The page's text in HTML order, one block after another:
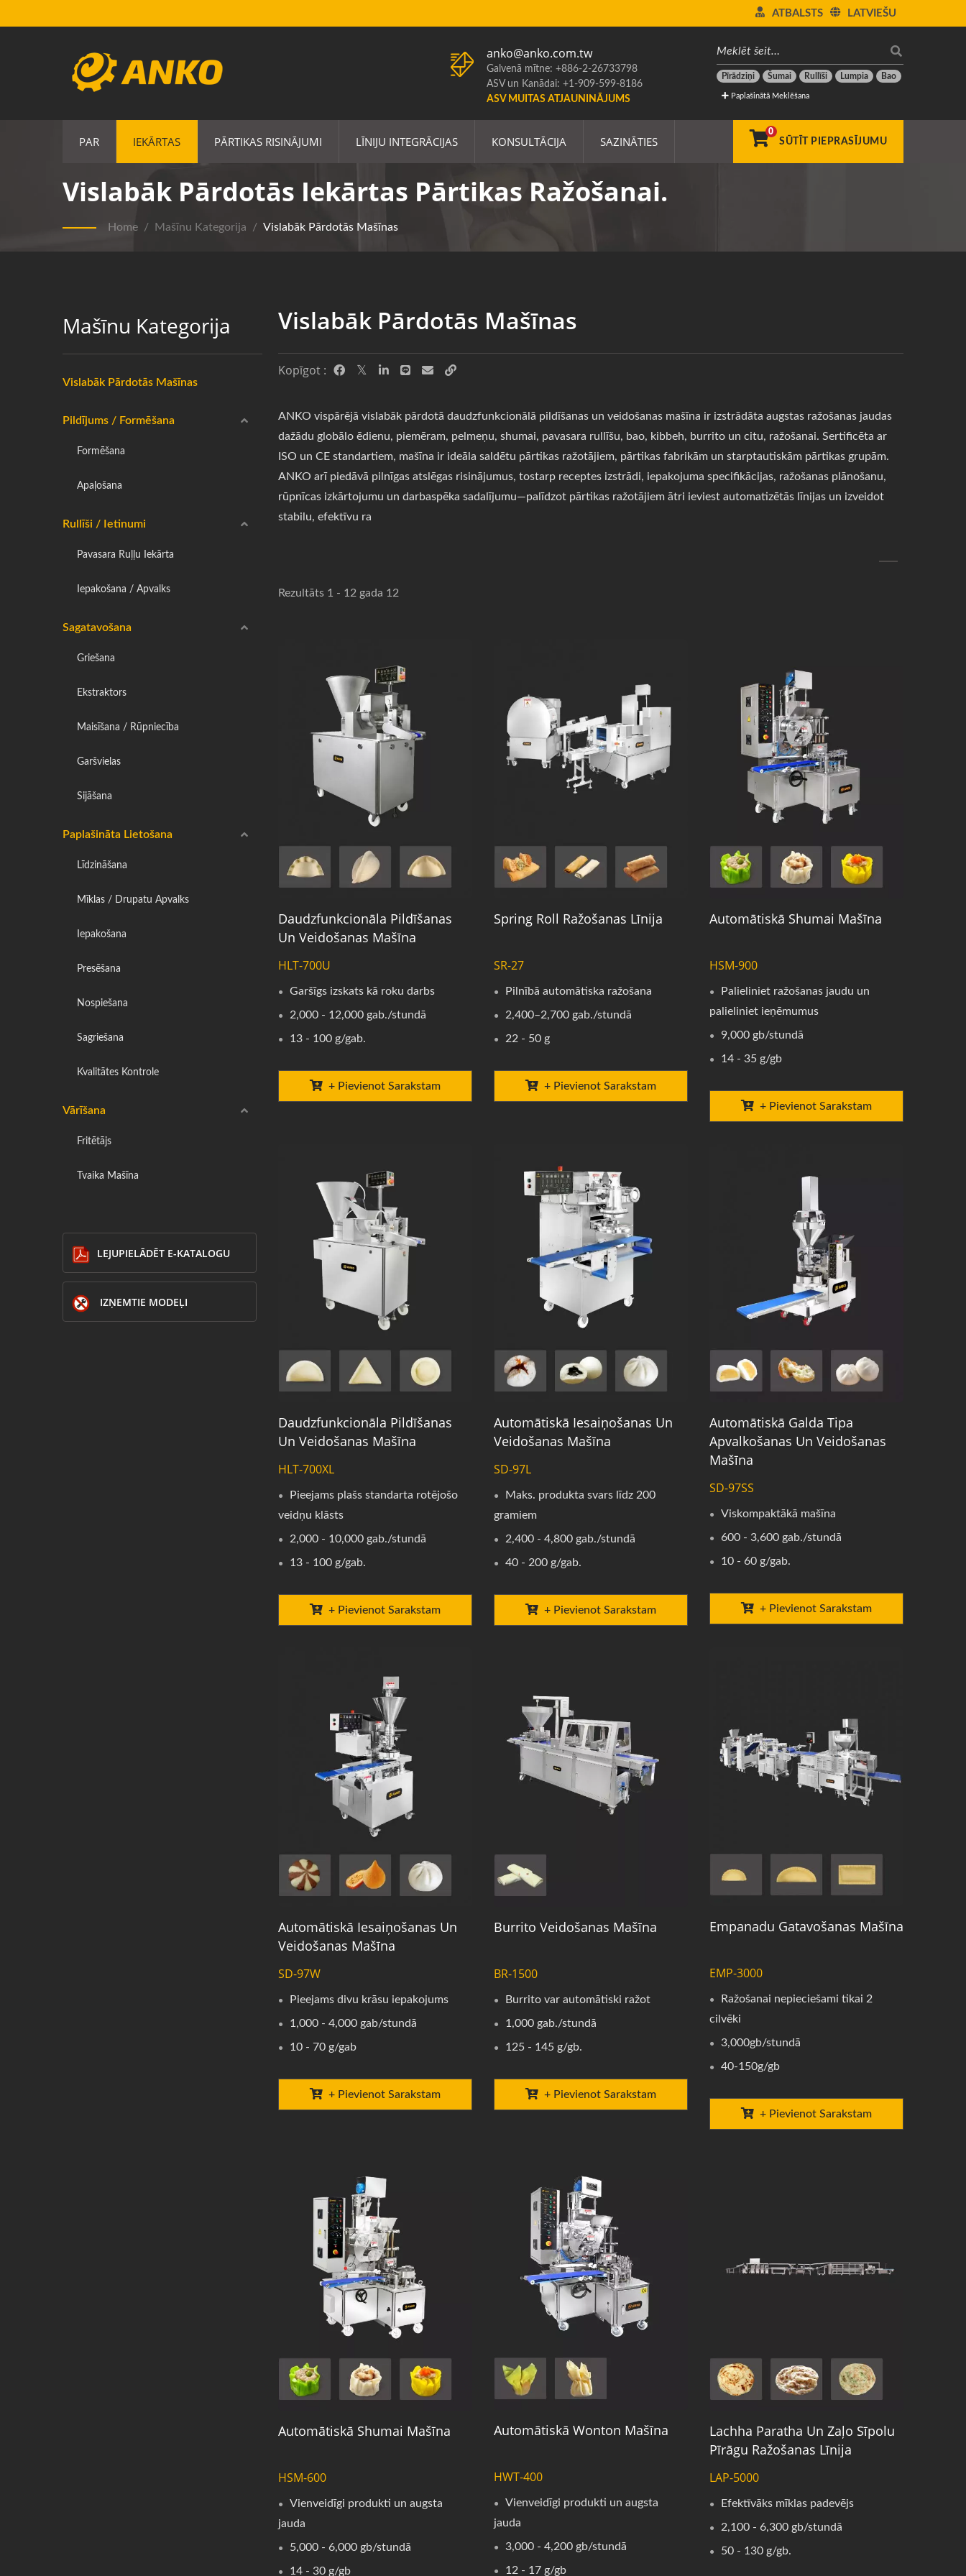
LATVIEŠU
ATBALSTS
Pīrādziņi Šumai Rullīši Lumpia Bao
Paplašinātā Meklēšana
anko@anko.com.tw
Galvenā mītne: +886-2-26733798
ASV un Kanādai: +1-909-599-8186
ASV MUITAS ATJAUNINĀJUMS
PAR IEKĀRTAS PĀRTIKAS RISINĀJUMI LĪNIJU INTEGRĀCIJAS KONSULTĀCIJA SAZINĀTIES
0
SŪTĪT PIEPRASĪJUMU
Vislabāk Pārdotās Iekārtas Pārtikas Ražošanai.
Home / Mašīnu Kategorija / Vislabāk Pārdotās Mašīnas
Mašīnu Kategorija
Vislabāk Pārdotās Mašīnas
Pildījums / Formēšana
Formēšana
Apaļošana
Rullīši / Ietinumi
Pavasara Ruļļu Iekārta
Iepakošana / Apvalks
Sagatavošana
Griešana
Ekstraktors
Maisīšana / Rūpniecība
Garšvielas
Sijāšana
Paplašināta Lietošana
Līdzināšana
Mīklas / Drupatu Apvalks
Iepakošana
Presēšana
Nospiešana
Sagriešana
Kvalitātes Kontrole
Vārīšana
Fritētājs
Tvaika Mašīna
LEJUPIELĀDĒT E-KATALOGU
IZŅEMTIE MODEĻI
Vislabāk Pārdotās Mašīnas
Kopīgot :
ANKO vispārējā vislabāk pārdotā daudzfunkcionālā pildīšanas un veidošanas mašīna ir izstrādāta augstas ražošanas jaudas
dažādu globālo ēdienu, piemēram, pelmeņu, shumai, pavasara rullīšu, bao, kibbeh, burrito un citu, ražošanai. Sertificēta ar
ISO un CE standartiem, mašīna ir ideāla saldētu pārtikas ražotājiem, pārtikas fabrikām un starptautiskām pārtikas grupām.
ANKO arī piedāvā pilnīgas atslēgas risinājumus, tostarp receptes izstrādi, iepakojuma specifikācijas, ražošanas plānošanu,
rūpnīcas izkārtojumu un darbaspēka sadalījumu—palīdzot pārtikas ražotājiem ātri ieviest automatizētās līnijas un izveidot
stabilu, efektīvu ra
Rezultāts 1 - 12 gada 12
Daudzfunkcionāla Pildīšanas
Un Veidošanas Mašīna
HLT-700U
Garšīgs izskats kā roku darbs
2,000 - 12,000 gab./stundā
13 - 100 g/gab.
+ Pievienot Sarakstam
Spring Roll Ražošanas Līnija
SR-27
Pilnībā automātiska ražošana
2,400–2,700 gab./stundā
22 - 50 g
+ Pievienot Sarakstam
Automātiskā Shumai Mašīna
HSM-900
Palieliniet ražošanas jaudu un
palieliniet ieņēmumus
9,000 gb/stundā
14 - 35 g/gb
+ Pievienot Sarakstam
Daudzfunkcionāla Pildīšanas
Un Veidošanas Mašīna
HLT-700XL
Pieejams plašs standarta rotējošo
veidņu klāsts
2,000 - 10,000 gab./stundā
13 - 100 g/gab.
+ Pievienot Sarakstam
Automātiskā Iesaiņošanas Un
Veidošanas Mašīna
SD-97L
Maks. produkta svars līdz 200
gramiem
2,400 - 4,800 gab./stundā
40 - 200 g/gab.
+ Pievienot Sarakstam
Automātiskā Galda Tipa
Apvalkošanas Un Veidošanas
Mašīna
SD-97SS
Viskompaktākā mašīna
600 - 3,600 gab./stundā
10 - 60 g/gab.
+ Pievienot Sarakstam
Automātiskā Iesaiņošanas Un
Veidošanas Mašīna
SD-97W
Pieejams divu krāsu iepakojums
1,000 - 4,000 gab/stundā
10 - 70 g/gab
+ Pievienot Sarakstam
Burrito Veidošanas Mašīna
BR-1500
Burrito var automātiski ražot
1,000 gab./stundā
125 - 145 g/gb.
+ Pievienot Sarakstam
Empanadu Gatavošanas Mašīna
EMP-3000
Ražošanai nepieciešami tikai 2
cilvēki
3,000gb/stundā
40-150g/gb
+ Pievienot Sarakstam
Automātiskā Shumai Mašīna
HSM-600
Vienveidīgi produkti un augsta
jauda
5,000 - 6,000 gb/stundā
14 - 30 g/gb
Automātiskā Wonton Mašīna
HWT-400
Vienveidīgi produkti un augsta
jauda
3,000 - 4,200 gb/stundā
12 - 17 g/gb
Lachha Paratha Un Zaļo Sīpolu
Pīrāgu Ražošanas Līnija
LAP-5000
Efektīvāks mīklas padevējs
2,100 - 6,300 gb/stundā
50 - 130 g/gb.